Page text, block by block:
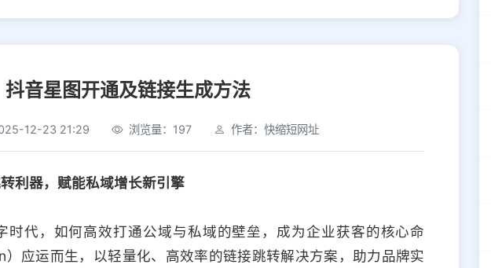
抖音星图开通及链接生成方法
12-23 21:29 浏览量：197 作者：快缩短网址
利器，赋能私域增长新引擎
时代，如何高效打通公域与私域的壁垒，成为企业获客的核心命
）应运而生，以轻量化、高效率的链接跳转解决方案，助力品牌实